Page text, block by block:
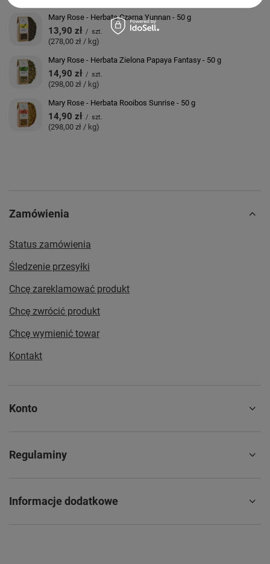
Mary Rose - Herbata Czarna Yunnan - 50 g
13,90 zł / szt.
(278,00 zł / kg)
Mary Rose - Herbata Zielona Papaya Fantasy - 50 g
14,90 zł / szt.
(298,00 zł / kg)
Mary Rose - Herbata Rooibos Sunrise - 50 g
14,90 zł / szt.
(298,00 zł / kg)
Zamówienia
Status zamówienia
Śledzenie przesyłki
Chcę zareklamować produkt
Chcę zwrócić produkt
Chcę wymienić towar
Kontakt
Konto
Regulaminy
Informacje dodatkowe